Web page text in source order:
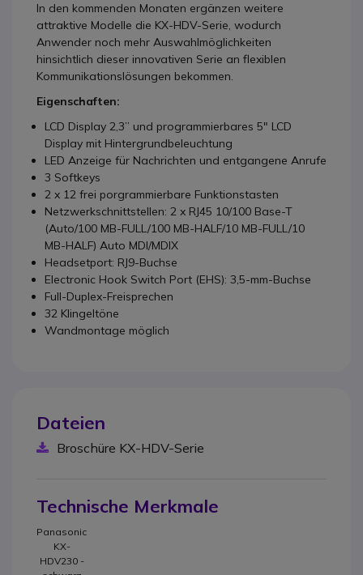
In den kommenden Monaten ergänzen weitere
attraktive Modelle die KX-HDV-Serie, wodurch
Anwender noch mehr Auswahlmöglichkeiten
hinsichtlich dieser innovativen Serie an flexiblen
Kommunikationslösungen bekommen.
Eigenschaften:
LCD Display 2,3” und programmierbares 5" LCD
Display mit Hintergrundbeleuchtung
LED Anzeige für Nachrichten und entgangene Anrufe
3 Softkeys
2 x 12 frei porgrammierbare Funktionstasten
Netzwerkschnittstellen: 2 x RJ45 10/100 Base-T
(Auto/100 MB-FULL/100 MB-HALF/10 MB-FULL/10
MB-HALF) Auto MDI/MDIX
Headsetport: RJ9-Buchse
Electronic Hook Switch Port (EHS): 3,5-mm-Buchse
Full-Duplex-Freisprechen
32 Klingeltöne
Wandmontage möglich
Dateien
Broschüre KX-HDV-Serie
Technische Merkmale
Panasonic
KX-
HDV230 -